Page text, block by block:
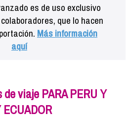
es de uso exclusivo
que lo hacen
Más información
aquí
viaje PARA PERU Y